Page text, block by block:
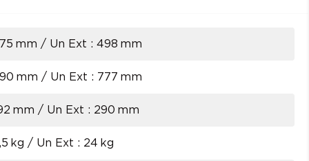
mm / Un Ext : 498 mm
mm / Un Ext : 777 mm
mm / Un Ext : 290 mm
kg / Un Ext : 24 kg